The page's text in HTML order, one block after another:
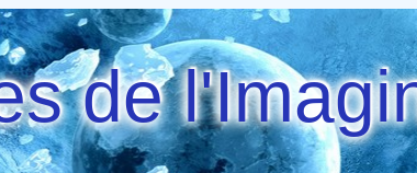
de